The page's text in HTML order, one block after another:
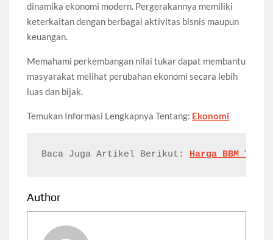
dinamika ekonomi modern. Pergerakannya memiliki
keterkaitan dengan berbagai aktivitas bisnis maupun
keuangan.
Memahami perkembangan nilai tukar dapat membantu
masyarakat melihat perubahan ekonomi secara lebih
luas dan bijak.
Temukan Informasi Lengkapnya Tentang: Ekonomi
Baca Juga Artikel Berikut: Harga BBM
Author